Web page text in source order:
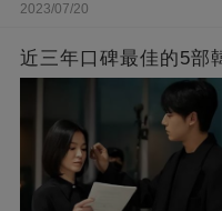
2023/07/20
近三年口碑最佳的5部